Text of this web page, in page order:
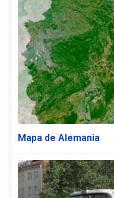
Mapa de Alemania